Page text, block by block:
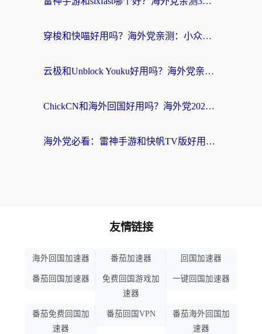
穿梭和快喵好用吗？海外党亲测：小众加速器对比+番茄加速器深度体验
云极和Unblock Youku好用吗？海外党亲测+2026回国加速器避坑指南
ChickCN和海外回国好用吗？海外党2026亲测：从手游到影音，选对加速器的3个关键
海外党必看：雷神手游和快帆TV版好用吗？3步选对回国加速器不踩坑
友情链接
海外回国加速器 番茄加速器 回国加速器
番茄回国加速器
免费回国游戏加
速器
一键回国加速器
番茄免费回国加
速器
番茄回国VPN
番茄海外回国加
速器